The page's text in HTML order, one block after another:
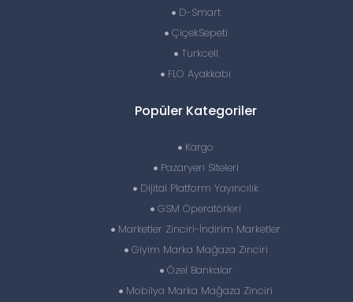
D-Smart
ÇiçekSepeti
Turkcell
FLO Ayakkabı
Popüler Kategoriler
Kargo
Pazaryeri Siteleri
Dijital Platform Yayıncılık
GSM Operatörleri
Marketler Zinciri-İndirim Marketler
Giyim Marka Mağaza Zinciri
Özel Bankalar
Mobilya Marka Mağaza Zinciri